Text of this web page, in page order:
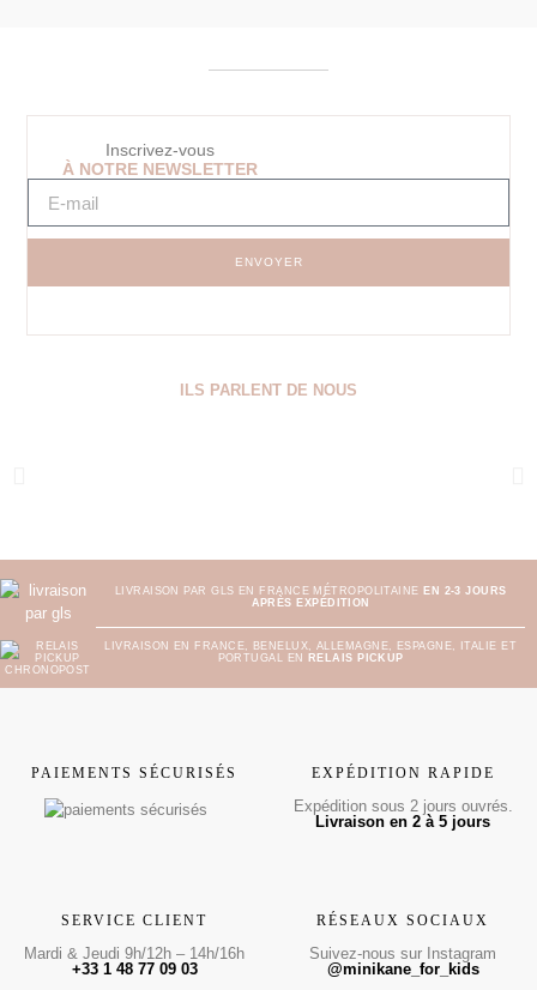
Inscrivez-vous
À NOTRE NEWSLETTER
ENVOYER
ILS PARLENT DE NOUS
LIVRAISON PAR GLS EN FRANCE MÉTROPOLITAINE EN 2-3 JOURS
APRÈS EXPÉDITION
LIVRAISON EN FRANCE, BENELUX, ALLEMAGNE, ESPAGNE, ITALIE ET
PORTUGAL EN
RELAIS PICKUP
PAIEMENTS SÉCURISÉS EXPÉDITION RAPIDE
Expédition sous 2 jours ouvrés.
Livraison en 2 à 5 jours
SERVICE CLIENT
Mardi & Jeudi 9h/12h – 14h/16h
+33 1 48 77 09 03
RÉSEAUX SOCIAUX
Suivez-nous sur Instagram
@minikane_for_kids